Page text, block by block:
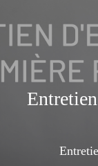
مقابلة توظيف بالفرنسية Entretien